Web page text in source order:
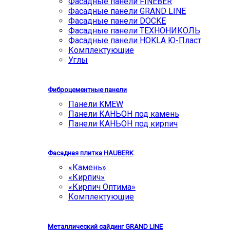
Фасадные панели GRAND LINE
Фасадные панели DOCKE
Фасадные панели ТЕХНОНИКОЛЬ
Фасадные панели HOKLA Ю-Пласт
Комплектующие
Углы
Фиброцементные панели
Панели KMEW
Панели КАНЬОН под камень
Панели КАНЬОН под кирпич
Фасадная плитка HAUBERK
«Камень»
«Кирпич»
«Кирпич Оптима»
Комплектующие
Металлический сайдинг GRAND LINE